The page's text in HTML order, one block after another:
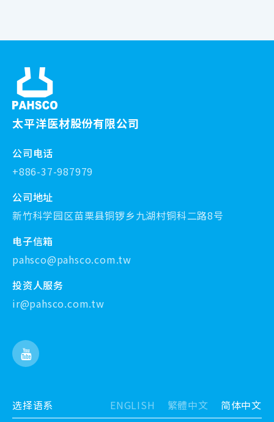
太平洋医材股份有限公司
公司电话
+886-37-987979
公司地址
新竹科学园区苗栗县铜锣乡九湖村铜科二路8号
电子信箱
pahsco@pahsco.com.tw
投资人服务
ir@pahsco.com.tw
选择语系 ENGLISH 繁體中文 简体中文